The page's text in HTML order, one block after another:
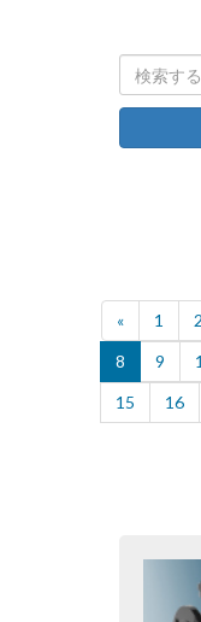
« 1 2
8
9
15
16